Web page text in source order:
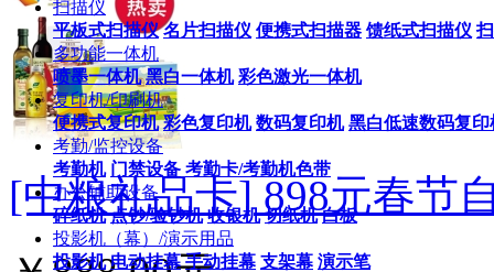
扫描仪
平板式扫描仪 名片扫描仪 便携式扫描器 馈纸式扫描仪
多功能一体机
喷墨一体机 黑白一体机 彩色激光一体机
复印机/印刷机
便携式复印机 彩色复印机 数码复印机 黑白低速数码复印
考勤/监控设备
考勤机 门禁设备 考勤卡/考勤机色带
办公辅助设备
碎纸机 点钞/验钞机 收银机 切纸机 白板
投影机（幕）/演示用品
投影机 电动挂幕 手动挂幕 支架幕 演示笔
[中粮礼品卡] 898元春节